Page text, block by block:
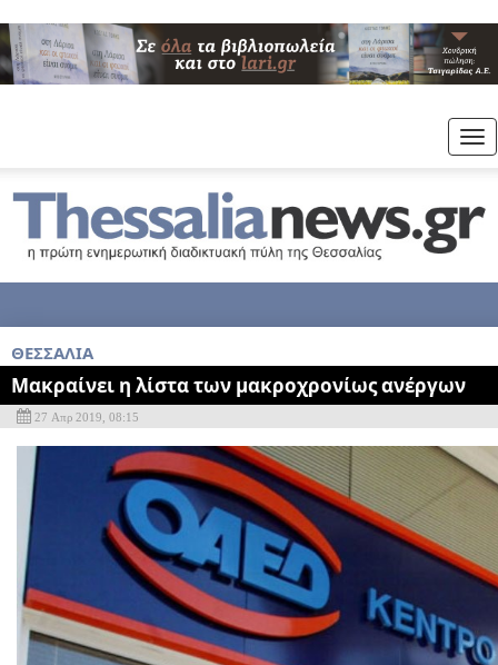
ΘΕΣΣΑΛΙΑ
Μακραίνει η λίστα των μακροχρονίως ανέργων
27 Απρ 2019, 08:15